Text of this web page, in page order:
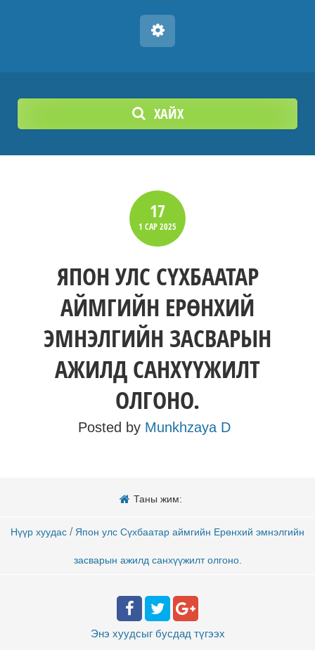
ХАЙХ
17
1 САР2025
ЯПОН УЛС СҮХБААТАР
АЙМГИЙН ЕРӨНХИЙ
ЭМНЭЛГИЙН ЗАСВАРЫН
АЖИЛД САНХҮҮЖИЛТ
ОЛГОНО.
Posted by Munkhzaya D
Таны жим:
Нүүр хуудас / Япон улс Сүхбаатар аймгийн Ерөнхий эмнэлгийн
засварын ажилд санхүүжилт олгоно.
Энэ хуудсыг бусдад түгээх